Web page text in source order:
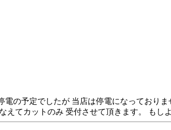
電の予定でしたが 当店は停電になっており
えてカットのみ 受付させて頂きます。 も